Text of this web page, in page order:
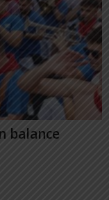
balance